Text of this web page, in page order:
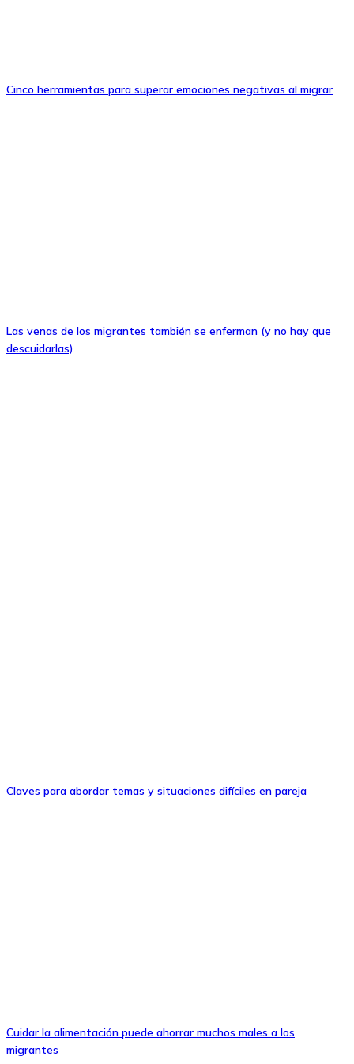
Cinco herramientas para superar emociones negativas al migrar
Las venas de los migrantes también se enferman (y no hay que
descuidarlas)
Claves para abordar temas y situaciones difíciles en pareja
Cuidar la alimentación puede ahorrar muchos males a los
migrantes